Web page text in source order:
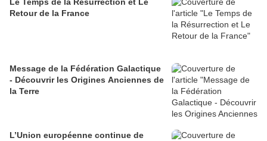
Retour de la France
Message de la Fédération Galactique
- Découvrir les Origines Anciennes de
la Terre
L’Union européenne continue de